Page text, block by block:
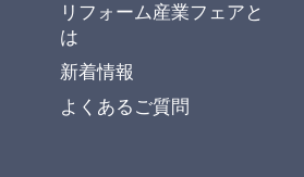
リフォーム産業フェアと
は
新着情報
よくあるご質問